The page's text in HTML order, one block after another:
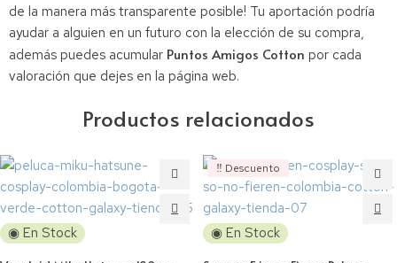
de la manera más transparente posible! Tu aportación podría
ayudar a alguien en un futuro con la elección de su compra,
además puedes acumular Puntos Amigos Cotton por cada
valoración que dejes en la página web.
Productos relacionados
◉ En Stock ◉ En Stock
‼️ Descuento